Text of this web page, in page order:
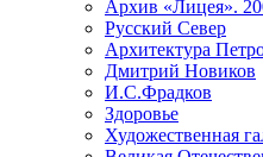
Архив «Лицея».
Русский Север
Архитектура
Дмитрий Новиков
И.С.Фрадков
Здоровье
Художественная